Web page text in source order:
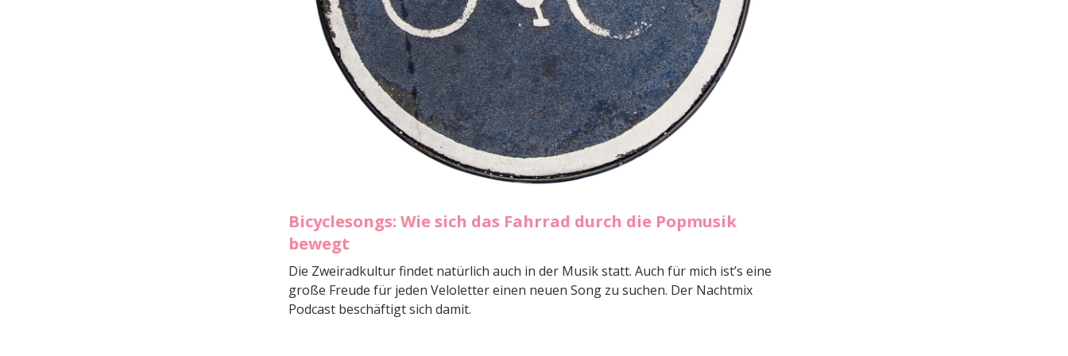
Bicyclesongs: Wie sich das Fahrrad durch die Popmusik
bewegt
Die Zweiradkultur findet natürlich auch in der Musik statt. Auch für mich ist’s eine
große Freude für jeden Veloletter einen neuen Song zu suchen. Der Nachtmix
Podcast beschäftigt sich damit.